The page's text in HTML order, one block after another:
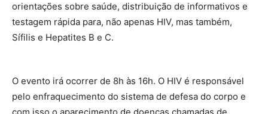
orientações sobre saúde, distribuição de informativos e
testagem rápida para, não apenas HIV, mas também,
Sífilis e Hepatites B e C.
O evento irá ocorrer de 8h às 16h. O HIV é responsável
pelo enfraquecimento do sistema de defesa do corpo e